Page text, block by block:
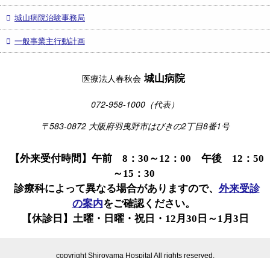
城山病院治験事務局
一般事業主行動計画
医療法人春秋会 城山病院
072-958-1000（代表）
〒583-0872 大阪府羽曳野市はびきの2丁目8番1号
【外来受付時間】午前 8：30～12：00 午後 12：50
～15：30
診療科によって異なる場合がありますので、 外来受診
の案内をご確認ください。
【休診日】土曜・日曜・祝日・12月30日～1月3日
copyright Shiroyama Hospital All rights reserved.